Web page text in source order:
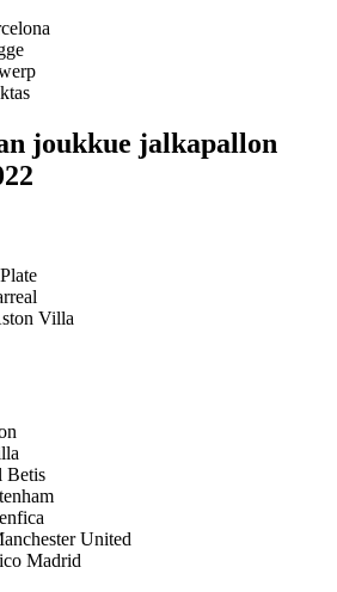
joukkue jalkapallon
Villa
Betis
United
Madrid